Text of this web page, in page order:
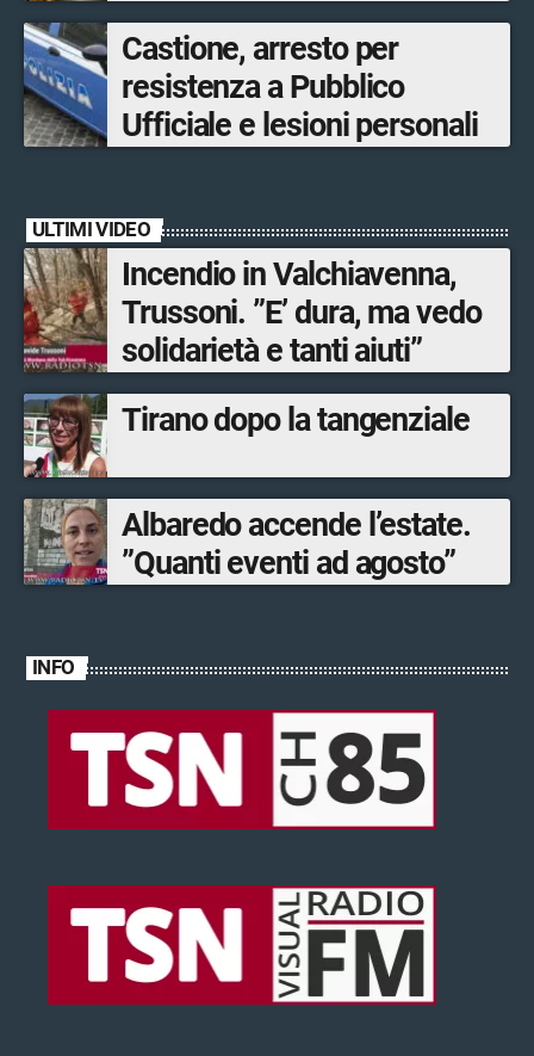
Castione, arresto per
resistenza a Pubblico
Ufficiale e lesioni personali
ULTIMI VIDEO
Incendio in Valchiavenna,
Trussoni. ”E’ dura, ma vedo
solidarietà e tanti aiuti”
Tirano dopo la tangenziale
Albaredo accende l’estate.
”Quanti eventi ad agosto”
INFO